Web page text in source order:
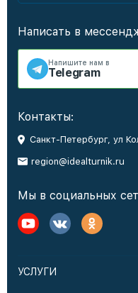
Написать в
Напишите нам в
Telegram
Контакты:
Санкт-Петербург, ул
region@idealturnik.ru
Мы в социальных
УСЛУГИ